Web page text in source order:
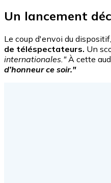
Un lancement
Le coup d'envoi du
de téléspectateurs. Un
internationales." À cette
d’honneur ce soir."